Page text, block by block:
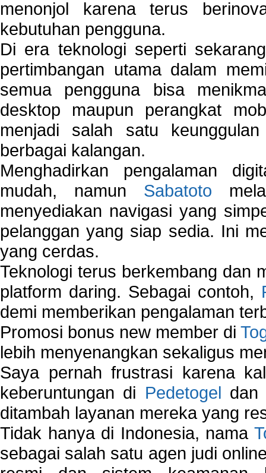
menonjol karena terus
kebutuhan pengguna.
Di era teknologi seperti
pertimbangan utama dalam
semua pengguna bisa
desktop maupun perangkat
menjadi salah satu
berbagai kalangan.
Menghadirkan pengalaman
mudah, namun Sabatoto
menyediakan navigasi yang
pelanggan yang siap sedia. Ini
yang cerdas.
Teknologi terus berkembang dan
platform daring. Sebagai contoh,
demi memberikan pengalaman
Promosi bonus new member di
lebih menyenangkan sekaligus
Saya pernah frustrasi karena
keberuntungan di Pedetogel dan
ditambah layanan mereka yang
Tidak hanya di Indonesia, nama
sebagai salah satu agen judi